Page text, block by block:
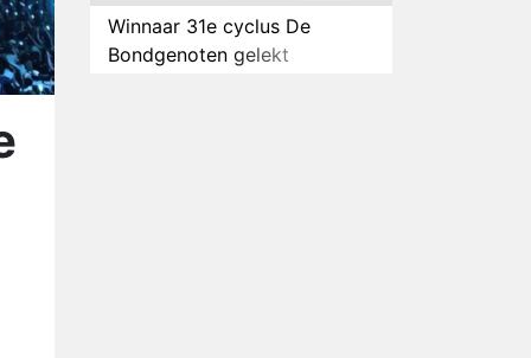
Onschatbare Waarde gaat
van start
Winnaar 31e cyclus De
Bondgenoten gelekt